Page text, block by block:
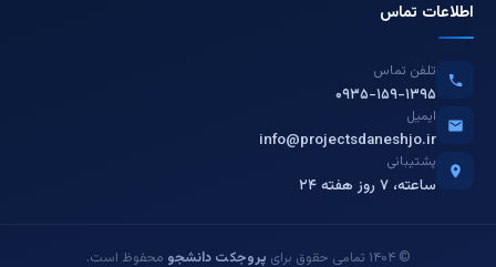
اطلاعات تماس
تلفن تماس
۰۹۳۵-۱۵۹-۱۳۹۵
ایمیل
info@projectsdaneshjo.ir
پشتیبانی
۲۴ ساعته، ۷ روز هفته
© ۱۴۰۴ تمامی حقوق برای پروجکت دانشجو محفوظ است.